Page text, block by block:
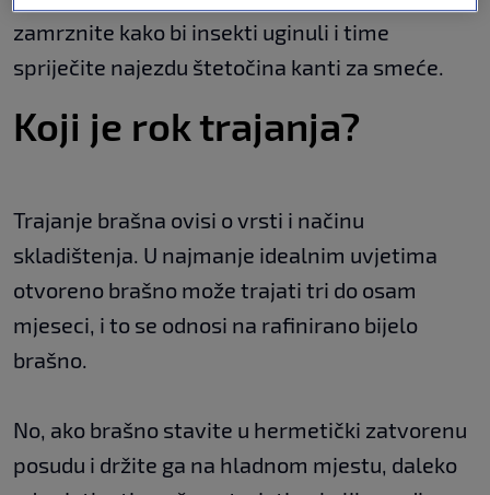
zamrznite kako bi insekti uginuli i time
spriječite najezdu štetočina kanti za smeće.
Koji je rok trajanja?
Trajanje brašna ovisi o vrsti i načinu
skladištenja. U najmanje idealnim uvjetima
otvoreno brašno može trajati tri do osam
mjeseci, i to se odnosi na rafinirano bijelo
brašno.
No, ako brašno stavite u hermetički zatvorenu
posudu i držite ga na hladnom mjestu, daleko